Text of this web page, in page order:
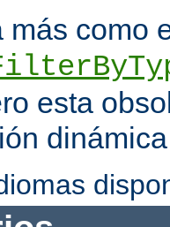
más como
esta